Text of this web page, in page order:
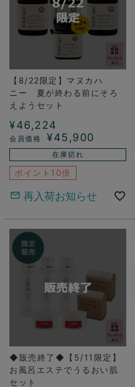
【8/22限定】マヌカハ
ニー 夏が終わる前にそろ
えようセット
¥46,224
¥45,900
在庫切れ
ポイント10倍
再入荷お知らせ
◆販売終了◆【5/11限定】
お風呂エステでうるおい肌
セット